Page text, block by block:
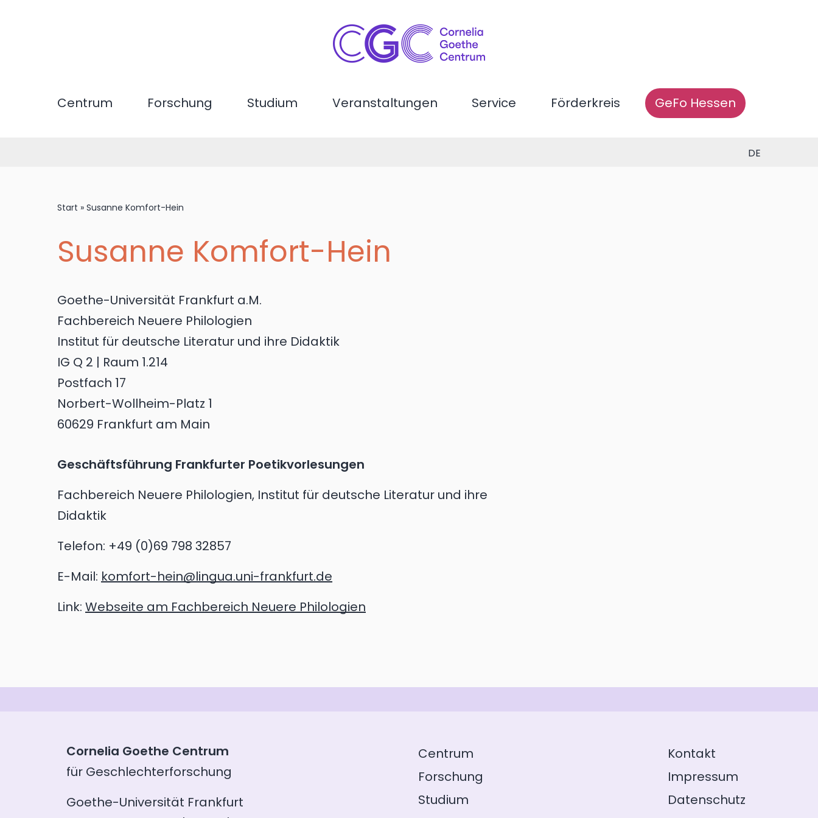
Centrum Forschung Studium Veranstaltungen Service Förderkreis GeFo Hessen
DE
Start » Susanne Komfort-Hein
Susanne Komfort-Hein
Goethe-Universität Frankfurt a.M.
Fachbereich Neuere Philologien
Institut für deutsche Literatur und ihre Didaktik
IG Q 2 | Raum 1.214
Postfach 17
Norbert-Wollheim-Platz 1
60629 Frankfurt am Main
Geschäftsführung Frankfurter Poetikvorlesungen
Fachbereich Neuere Philologien, Institut für deutsche Literatur und ihre
Didaktik
Telefon: +49 (0)69 798 32857
E-Mail: komfort-hein@lingua.uni-frankfurt.de
Link: Webseite am Fachbereich Neuere Philologien
Cornelia Goethe Centrum
für Geschlechterforschung
Goethe-Universität Frankfurt
Centrum
Forschung
Studium
Kontakt
Impressum
Datenschutz